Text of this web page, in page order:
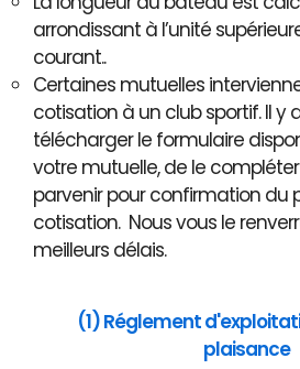
arrondissant à l’unité
courant..
Certaines mutuelles
cotisation à un club sportif. Il y
télécharger le formulaire
votre mutuelle, de le
parvenir pour confirmation du
cotisation. Nous vous le
meilleurs délais.
(1) Réglement
plaisance